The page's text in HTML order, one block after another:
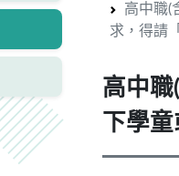
高中職(
求，得請
高中
下學